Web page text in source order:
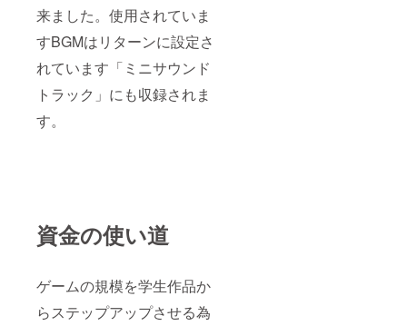
来ました。使用されていま
すBGMはリターンに設定さ
れています「ミニサウンド
トラック」にも収録されま
す。
資金の使い道
ゲームの規模を学生作品か
らステップアップさせる為